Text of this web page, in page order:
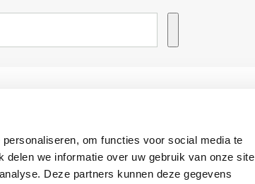
om functies voor social media te
we informatie over uw gebruik van onze site
Deze partners kunnen deze gegevens
Instagram
helpdesk@readshop.nl